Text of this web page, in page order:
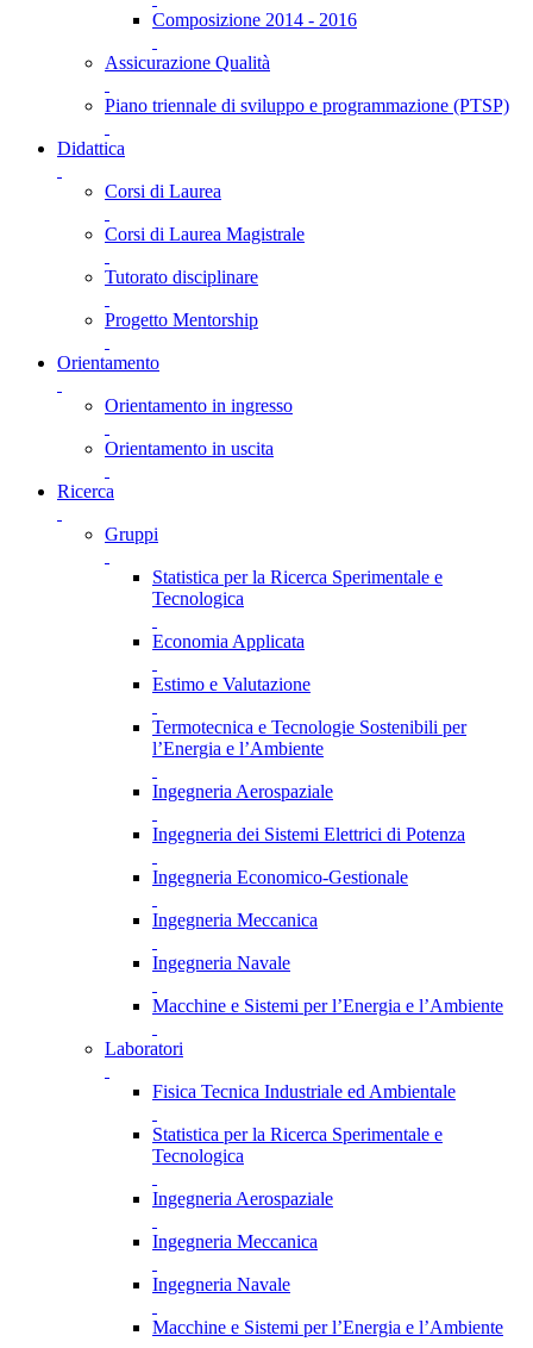
Composizione 2014 - 2016
Assicurazione Qualità
Piano triennale di sviluppo e programmazione (PTSP)
Didattica
Corsi di Laurea
Corsi di Laurea Magistrale
Tutorato disciplinare
Progetto Mentorship
Orientamento
Orientamento in ingresso
Orientamento in uscita
Ricerca
Gruppi
Statistica per la Ricerca Sperimentale e
Tecnologica
Economia Applicata
Estimo e Valutazione
Termotecnica e Tecnologie Sostenibili per
l’Energia e l’Ambiente
Ingegneria Aerospaziale
Ingegneria dei Sistemi Elettrici di Potenza
Ingegneria Economico-Gestionale
Ingegneria Meccanica
Ingegneria Navale
Macchine e Sistemi per l’Energia e l’Ambiente
Laboratori
Fisica Tecnica Industriale ed Ambientale
Statistica per la Ricerca Sperimentale e
Tecnologica
Ingegneria Aerospaziale
Ingegneria Meccanica
Ingegneria Navale
Macchine e Sistemi per l’Energia e l’Ambiente